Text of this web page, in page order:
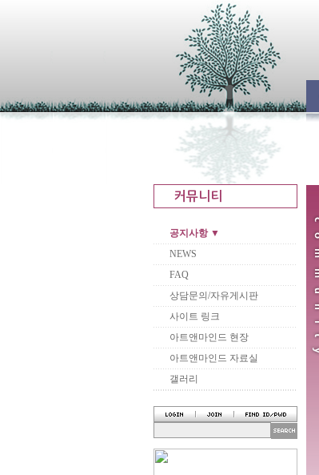
공지사항 ▼
NEWS
FAQ
상담문의/자유게시판
사이트 링크
아트앤마인드 현장
아트앤마인드 자료실
갤러리